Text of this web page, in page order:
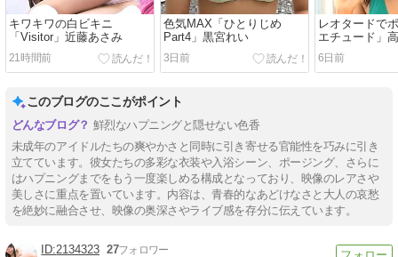
キワキワの白ビキニ
「Visitor」近藤あさみ
21時間前
色気MAX「ひとりじめ
Part4」黒宮れい
3日前
レオタードで
エチュード」
6日前
このブログのここがポイント
鮮烈なハプニングと隠せない色香
未成年のアイドルたちの爽やかさと同時に引き寄せる官能性を巧みに引き
立てています。彼女たちの多彩な衣装や入浴シーン、ポージング、さらに
はハプニングまでをもう一度楽しめる構成となっており、映像のレアさや
美しさに重点を置いています。内容は、青春的なあどけなさと大人の哀愁
を絶妙に融合させ、映像の奥深さやライブ感を存分に伝えています。
2134323 27